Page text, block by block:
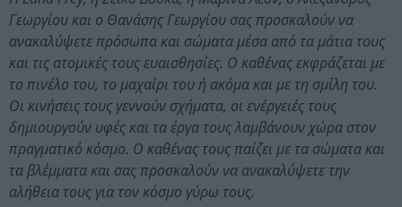
Γεωργίου και ο Θανάσης Γεωργίου σας προσκαλούν να
ανακαλύψετε πρόσωπα και σώματα μέσα από τα μάτια τους
και τις ατομικές τους ευαισθησίες. Ο καθένας εκφράζεται με
το πινέλο του, το μαχαίρι του ή ακόμα και με τη σμίλη του.
Οι κινήσεις τους γεννούν σχήματα, οι ενέργειές τους
δημιουργούν υφές και τα έργα τους λαμβάνουν χώρα στον
πραγματικό κόσμο. Ο καθένας τους παίζει με τα σώματα και
τα βλέμματα και σας προσκαλούν να ανακαλύψετε την
αλήθεια τους για τον κόσμο γύρω τους.